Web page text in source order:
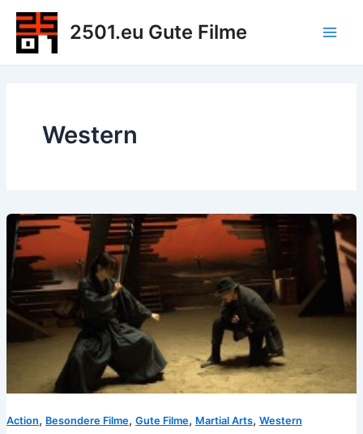
Zum
Inhalt
springen
2501.eu Gute Filme
Western
Action, Besondere Filme, Gute Filme, Martial Arts, Western